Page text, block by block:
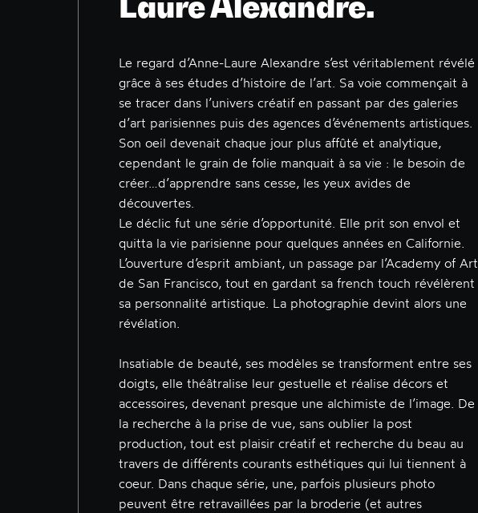
Le regard d’Anne-Laure Alexandre s’est véritablement révélé
grâce à ses études d’histoire de l’art. Sa voie commençait à
se tracer dans l’univers créatif en passant par des galeries
d’art parisiennes puis des agences d’événements artistiques.
Son oeil devenait chaque jour plus affûté et analytique,
cependant le grain de folie manquait à sa vie : le besoin de
créer…d’apprendre sans cesse, les yeux avides de
découvertes.
Le déclic fut une série d’opportunité. Elle prit son envol et
quitta la vie parisienne pour quelques années en Californie.
L’ouverture d’esprit ambiant, un passage par l’Academy of Art
de San Francisco, tout en gardant sa french touch révélèrent
sa personnalité artistique. La photographie devint alors une
révélation.
Insatiable de beauté, ses modèles se transforment entre ses
doigts, elle théâtralise leur gestuelle et réalise décors et
accessoires, devenant presque une alchimiste de l’image. De
la recherche à la prise de vue, sans oublier la post
production, tout est plaisir créatif et recherche du beau au
travers de différents courants esthétiques qui lui tiennent à
coeur. Dans chaque série, une, parfois plusieurs photo
peuvent être retravaillées par la broderie (et autres